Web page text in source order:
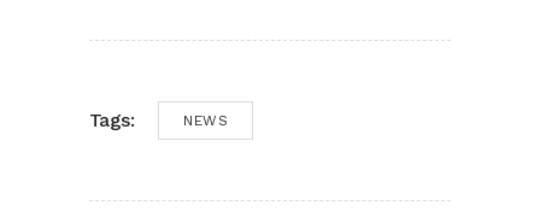
Tags: NEWS